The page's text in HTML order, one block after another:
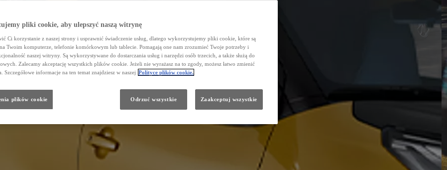
pliki cookie, aby ulepszyć naszą witrynę
Ci korzystanie z naszej strony i usprawnić świadczenie usług, dlatego wykorzystujemy pliki cookie, które są
Twoim komputerze, telefonie komórkowym lub tablecie. Pomagają one nam zrozumieć Twoje potrzeby i
naszej witryny. Są wykorzystywane do dostarczania usług i narzędzi osób trzecich, a także służą do
Zalecamy akceptację wszystkich plików cookie. Jeżeli nie wyrażasz na to zgody, możesz łatwo zmienić
Szczegółowe informacje na ten temat znajdziesz w naszej Polityce plików cookie.
plików cookie Odrzuć wszystkie Zaakceptuj wszystkie